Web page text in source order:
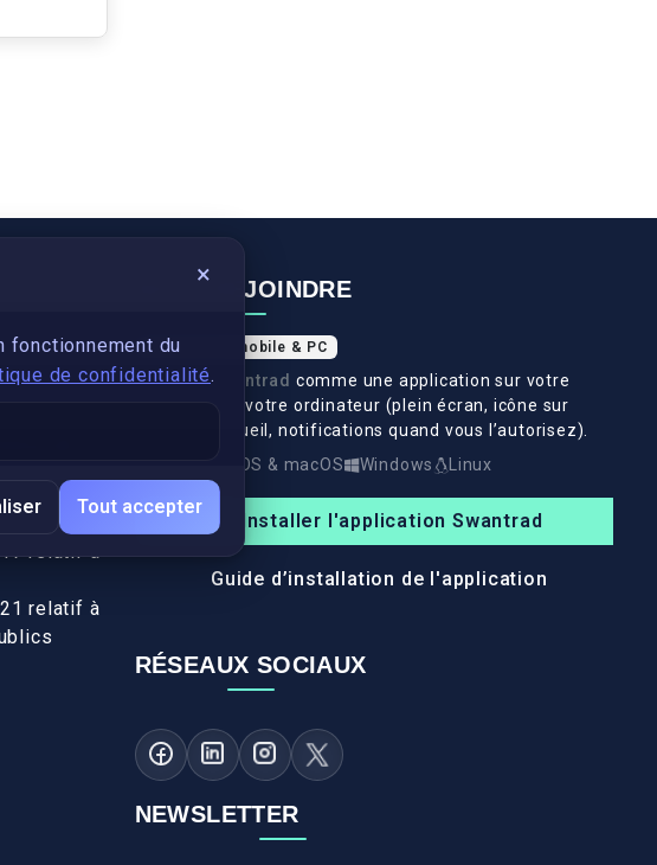
×
fonctionnement du
de confidentialité.
Tout accepter
entre les
relatif à
relatif à
NOUS REJOINDRE
Application mobile & PC
InstallezSwantrad comme une application sur votre
téléphone et votre ordinateur (plein écran, icône sur
l’écran d’accueil, notifications quand vous l’autorisez).
iOS & macOS Windows Linux
Installer l'application Swantrad
Guide d’installation de l'application
RÉSEAUX SOCIAUX
NEWSLETTER